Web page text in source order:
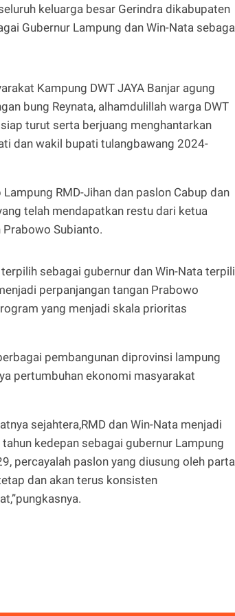
keluarga besar Gerindra dikabupaten
Gubernur Lampung dan Win-Nata
Kampung DWT JAYA Banjar agung
bung Reynata, alhamdulillah warga DWT
turut serta berjuang menghantarkan
dan wakil bupati tulangbawang 2024-
RMD-Jihan dan paslon Cabup dan
telah mendapatkan restu dari ketua
Subianto.
sebagai gubernur dan Win-Nata
perpanjangan tangan Prabowo
yang menjadi skala prioritas
pembangunan diprovinsi lampung
pertumbuhan ekonomi masyarakat
sejahtera,RMD dan Win-Nata menjadi
kedepan sebagai gubernur Lampung
percayalah paslon yang diusung oleh
dan akan terus konsisten